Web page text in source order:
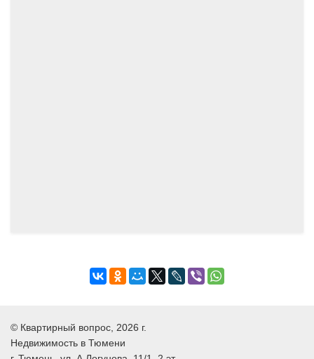
© Квартирный вопрос , 2026 г.
Недвижимость в Тюмени